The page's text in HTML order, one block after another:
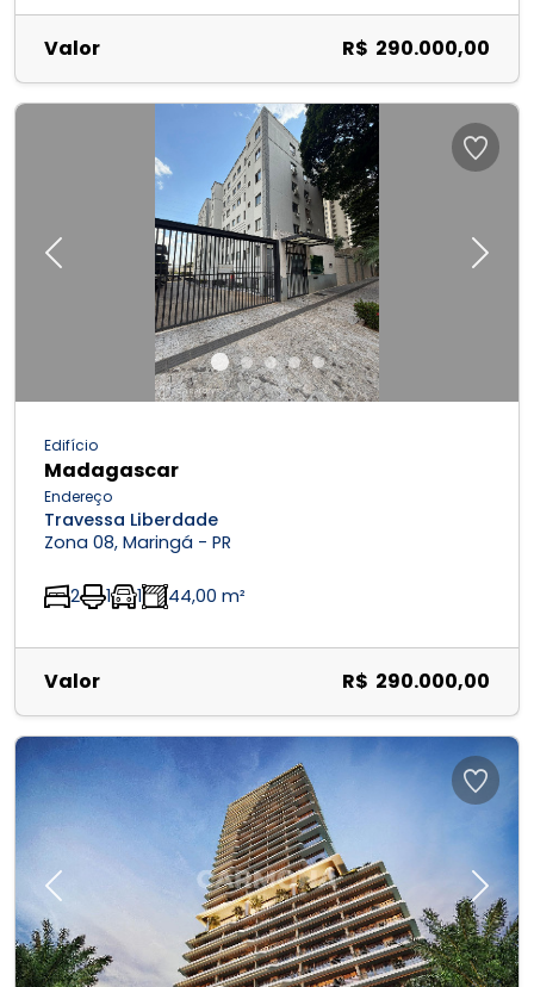
Valor R$ 290.000,00
Previous Next
Edifício
Madagascar
Endereço
Travessa Liberdade
Zona 08, Maringá - PR
2 1 1 44,00 m²
Valor R$ 290.000,00
Previous Next